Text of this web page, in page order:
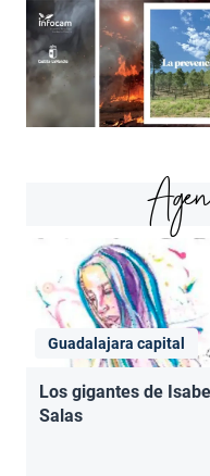
Guadalajara capital
Los gigantes de
Salas